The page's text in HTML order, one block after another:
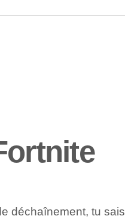
déchaînement, tu sais